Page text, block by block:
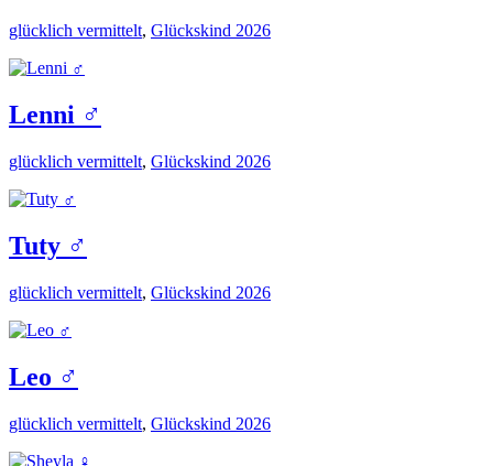
glücklich vermittelt, Glückskind 2026
Lenni ♂️
glücklich vermittelt, Glückskind 2026
Tuty ♂️
glücklich vermittelt, Glückskind 2026
Leo ♂️
glücklich vermittelt, Glückskind 2026